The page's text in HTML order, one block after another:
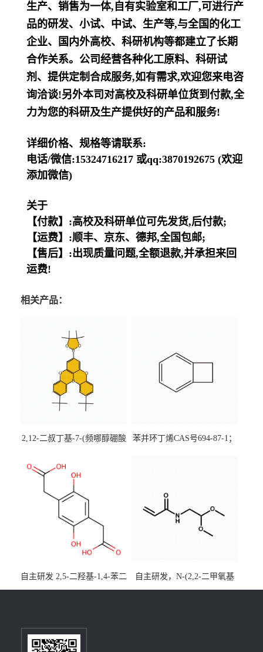
生产、销售为一体,自有实验室和工厂,可进行产
品的研发、小试、中试、生产等,与全国的化工
企业、国内外高校、科研机构等都建立了长期
合作关系。公司经营各种化工原料、科研试
剂、提供定制合成服务,如有需求,欢迎您来电咨
询洽谈!另外本司对高校及科研单位货到付款,全
力为您的科研及生产提供好的产品和服务!
详细价格、规格等请联系:
电话/微信:15324716217 或qq:3870192675 (欢迎
添加微信)
关于
【付款】:高校及科研单位可先发货,后付款;
【运费】:顺丰、京东、德邦,全国包邮;
【售后】:出现质量问题,全额退款,并承担来回
运费!
相关产品：
2,12-二叔丁基-7-(频哪醇硼酸
[3,2,1-de]蒽CAS号2648896-
装，实验室现货直发
苯并环丁烯CAS号694-87-1；
自主研发 2,5-二羟基-1,4-苯二
乙酸CAS号5488-16-4；公斤
百公斤级可供应
自主研发，N-(2,2-二甲氧基
乙基)丙烯酰胺CAS号49707-